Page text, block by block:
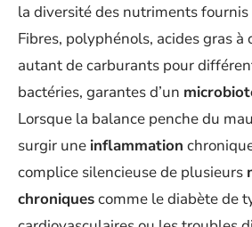
la diversité des nutriments fournis
Fibres, polyphénols, acides gras à
autant de carburants pour
bactéries, garantes d’un
Lorsque la balance penche du
surgir une inflammation
complice silencieuse de plusieurs
chroniquescomme le diabète de